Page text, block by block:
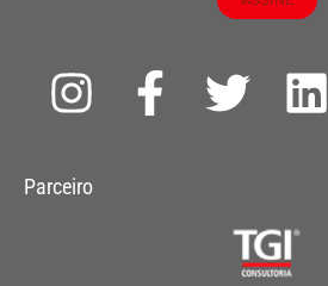
I
s
F
a
T
t
L
Parceiro